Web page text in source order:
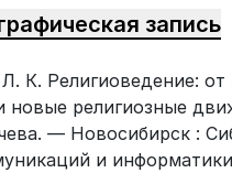
запись
К. Религиоведение:
новые религиозные
— Новосибирск :
и